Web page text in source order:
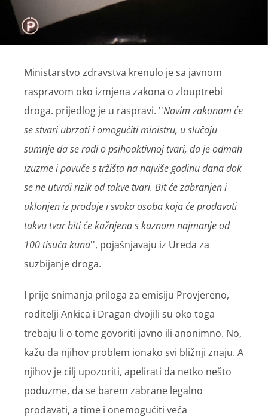
Ministarstvo zdravstva krenulo je sa javnom
raspravom oko izmjena zakona o zlouptrebi
droga. prijedlog je u raspravi. ''Novim zakonom će
se stvari ubrzati i omogućiti ministru, u slučaju
sumnje da se radi o psihoaktivnoj tvari, da je odmah
izuzme i povuče s tržišta na najviše godinu dana dok
se ne utvrdi rizik od takve tvari. Bit će zabranjen i
uklonjen iz prodaje i svaka osoba koja će prodavati
takvu tvar biti će kažnjena s kaznom najmanje od
100 tisuća kuna'', pojašnjavaju iz Ureda za
suzbijanje droga.
I prije snimanja priloga za emisiju Provjereno,
roditelji Ankica i Dragan dvojili su oko toga
trebaju li o tome govoriti javno ili anonimno. No,
kažu da njihov problem ionako svi bližnji znaju. A
njihov je cilj upozoriti, apelirati da netko nešto
poduzme, da se barem zabrane legalno
prodavati, a time i onemogućiti veća